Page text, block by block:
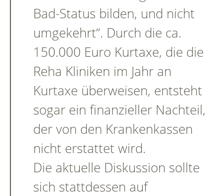
Bad-Status bilden, und nicht
umgekehrt“. Durch die ca.
150.000 Euro Kurtaxe, die die
Reha Kliniken im Jahr an
Kurtaxe überweisen, entsteht
sogar ein finanzieller Nachteil,
der von den Krankenkassen
nicht erstattet wird.
Die aktuelle Diskussion sollte
sich stattdessen auf